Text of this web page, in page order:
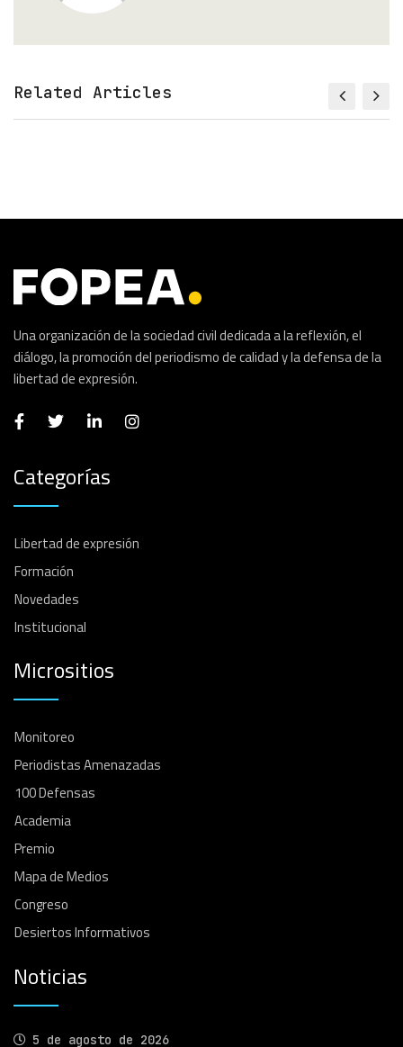
Related Articles
Una organización de la sociedad civil dedicada a la reflexión, el
diálogo, la promoción del periodismo de calidad y la defensa de la
libertad de expresión.
Categorías
Libertad de expresión
Formación
Novedades
Institucional
Micrositios
Monitoreo
Periodistas Amenazadas
100 Defensas
Academia
Premio
Mapa de Medios
Congreso
Desiertos Informativos
Noticias
5 de agosto de 2026